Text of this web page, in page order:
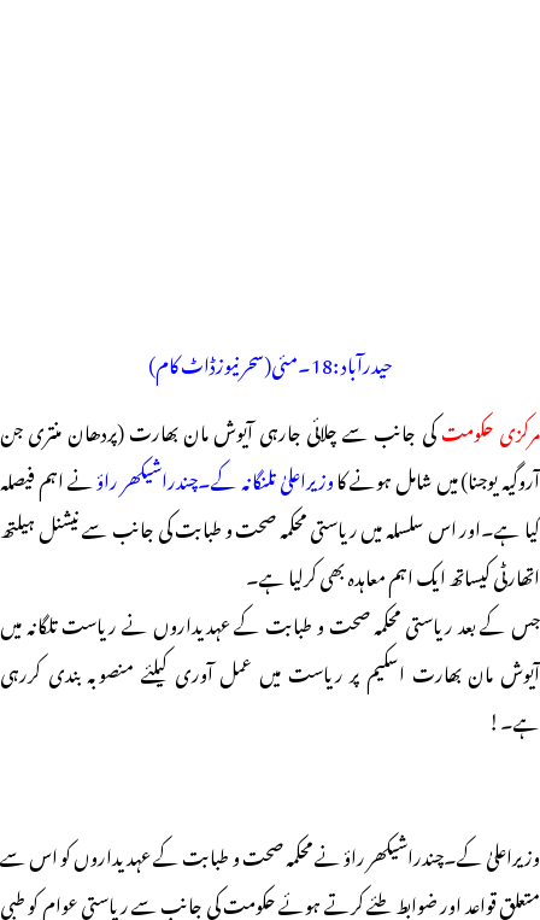
حیدرآباد :18۔مئی(سحر نیوزڈاٹ کام)
مرکزی حکومتکی جانب سے چلائی جارہی آیوش مان بھارت (پردھان منتری جن
آروگیہ یوجنا) میں شامل ہونے کاوزیراعلیٰ تلنگانہ کے۔چندراشیکھر راؤنے اہم فیصلہ
کیا ہے۔اور اس سلسلہ میں ریاستی محکمہ صحت و طبابت کی جانب سے نیشنل ہیلتھ
اتھارٹی کیساتھ ایک اہم معاہدہ بھی کرلیا ہے۔
جس کے بعد ریاستی محکمہ صحت و طبابت کے عہدیداروں نے ریاست تلگانہ میں
آیوش مان بھارت اسکیم پر ریاست میں عمل آوری کیلئے منصوبہ بندی کررہی
ہے۔!
وزیراعلیٰ کے۔چندراشیکھر راؤ نے محکمہ صحت و طبابت کے عہدیداروں کو اس سے
متعلق قواعد اور ضوابط طئے کرتے ہوئے حکومت کی جانب سے ریاستی عوام کو طبی